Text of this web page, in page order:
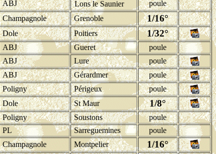
ABJ Lons le Saunier
poule
Champagnole Grenoble 1/16°
Dole Poitiers 1/32°
ABJ Gueret
poule
ABJ Lure
poule
ABJ Gérardmer
poule
Poligny Périgeux
poule
Dole St Maur 1/8°
Poligny Soustons
poule
PL Sarreguemines
poule
Champagnole Montpelier 1/16°